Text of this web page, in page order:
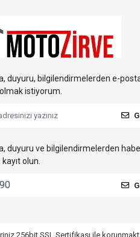
duyuru, bilgilendirmelerden e-
istiyorum.
duyuru ve bilgilendirmelerden
olun.
256bit SSL Sertifikası ile